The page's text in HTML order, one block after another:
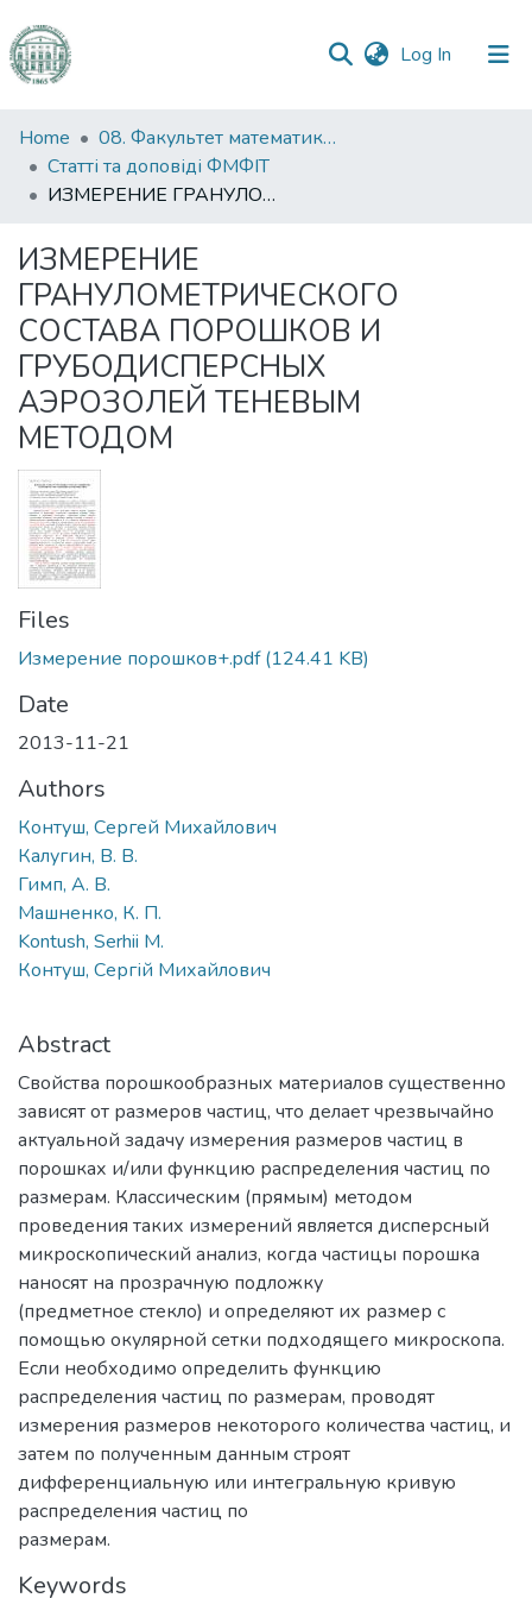
Log In (current)
Communities
&
Collections
Statistics
Home
08. Факультет математики, фізики та інформаційних технологій
Статті та доповіді ФМФІТ
ИЗМЕРЕНИЕ ГРАНУЛОМЕТРИЧЕСКОГО СОСТАВА ПОРОШКОВ И ГРУБОДИСПЕРСНЫХ АЭРОЗОЛЕЙ ТЕНЕВЫМ МЕТОДОМ
ИЗМЕРЕНИЕ
ГРАНУЛОМЕТРИЧЕСКОГО
СОСТАВА ПОРОШКОВ И
ГРУБОДИСПЕРСНЫХ
АЭРОЗОЛЕЙ ТЕНЕВЫМ
МЕТОДОМ
Files
Измерение порошков+.pdf(124.41 KB)
Date
2013-11-21
Authors
Контуш, Сергей Михайлович
Калугин, В. В.
Гимп, А. В.
Машненко, К. П.
Kontush, Serhii M.
Контуш, Сергій Михайлович
Abstract
Свойства порошкообразных материалов существенно
зависят от размеров частиц, что делает чрезвычайно
актуальной задачу измерения размеров частиц в
порошках и/или функцию распределения частиц по
размерам. Классическим (прямым) методом
проведения таких измерений является дисперсный
микроскопический анализ, когда частицы порошка
наносят на прозрачную подложку
(предметное стекло) и определяют их размер с
помощью окулярной сетки подходящего микроскопа.
Если необходимо определить функцию
распределения частиц по размерам, проводят
измерения размеров некоторого количества частиц, и
затем по полученным данным строят
дифференциальную или интегральную кривую
распределения частиц по
размерам.
Keywords